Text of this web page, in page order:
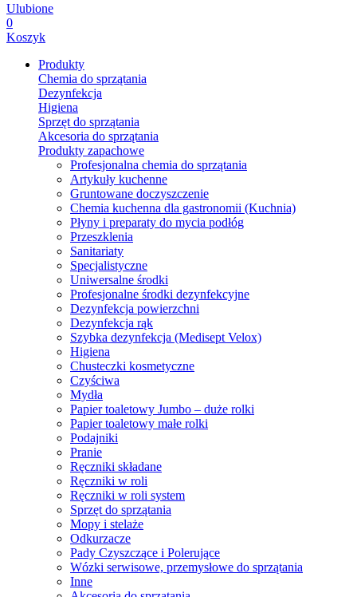
Ulubione
0
Koszyk
Produkty
Chemia do sprzątania
Dezynfekcja
Higiena
Sprzęt do sprzątania
Akcesoria do sprzątania
Produkty zapachowe
Profesjonalna chemia do sprzątania
Artykuły kuchenne
Gruntowane doczyszczenie
Chemia kuchenna dla gastronomii (Kuchnia)
Płyny i preparaty do mycia podłóg
Przeszklenia
Sanitariaty
Specjalistyczne
Uniwersalne środki
Profesjonalne środki dezynfekcyjne
Dezynfekcja powierzchni
Dezynfekcja rąk
Szybka dezynfekcja (Medisept Velox)
Higiena
Chusteczki kosmetyczne
Czyściwa
Mydła
Papier toaletowy Jumbo – duże rolki
Papier toaletowy małe rolki
Podajniki
Pranie
Ręczniki składane
Ręczniki w roli
Ręczniki w roli system
Sprzęt do sprzątania
Mopy i stelaże
Odkurzacze
Pady Czyszczące i Polerujące
Wózki serwisowe, przemysłowe do sprzątania
Inne